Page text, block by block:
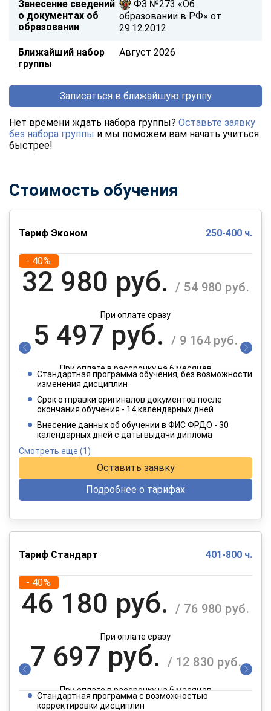
Занесение сведений
о документах об
образовании
ФЗ №273 «Об
образовании в РФ» от
29.12.2012
Ближайший набор
группы
Август 2026
Записаться в ближайшую группу
Нет времени ждать набора группы? Оставьте заявку
без набора группы и мы поможем вам начать учиться
быстрее!
Стоимость обучения
Тариф Эконом 250-400 ч.
- 40%
32 980 руб. / 54 980 руб.
При оплате сразу
5 497 руб. / 9 164 руб.
При оплате в рассрочку на 6 месяцев
2 749 руб.
При оплате в рассрочку на 12 месяцев
Стандартная программа обучения, без возможности
изменения дисциплин
Срок отправки оригиналов документов после
окончания обучения - 14 календарных дней
Внесение данных об обучении в ФИС ФРДО - 30
календарных дней с даты выдачи диплома
Смотреть еще (1)
Оставить заявку
Подробнее о тарифах
Тариф Стандарт 401-800 ч.
- 40%
46 180 руб. / 76 980 руб.
При оплате сразу
7 697 руб. / 12 830 руб.
При оплате в рассрочку на 6 месяцев
Стандартная программа с возможностью
корректировки дисциплин